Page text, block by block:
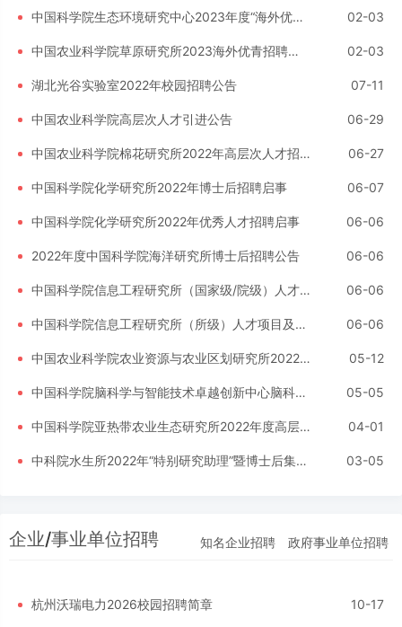
02-03
中国科学院生态环境研究中心2023年度“海外优青”招聘工作人员公告
02-03
中国农业科学院草原研究所2023海外优青招聘公告
07-11
湖北光谷实验室2022年校园招聘公告
06-29
中国农业科学院高层次人才引进公告
06-27
中国农业科学院棉花研究所2022年高层次人才招聘公告
06-07
中国科学院化学研究所2022年博士后招聘启事
06-06
中国科学院化学研究所2022年优秀人才招聘启事
06-06
2022年度中国科学院海洋研究所博士后招聘公告
06-06
中国科学院信息工程研究所（国家级/院级）人才项目及岗位招聘启事（长期有效）
06-06
中国科学院信息工程研究所（所级）人才项目及岗位招聘启事（长期有效）
05-12
中国农业科学院农业资源与农业区划研究所2022年度第二批公开招聘公告
05-05
中国科学院脑科学与智能技术卓越创新中心脑科学数据中心招聘启事
04-01
中国科学院亚热带农业生态研究所2022年度高层次人才引进启事
03-05
中科院水生所2022年“特别研究助理”暨博士后集中招聘公告
知名企业招聘 政府事业单位招聘
企业/事业单位招聘
10-17
杭州沃瑞电力2026校园招聘简章